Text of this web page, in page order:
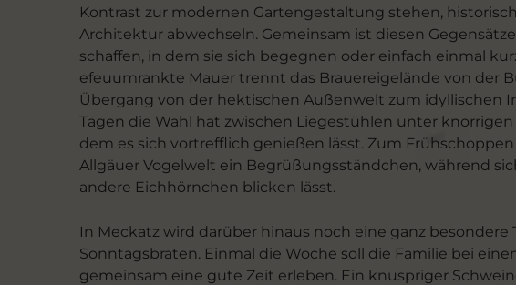
Kontrast zur modernen Gartengestaltung stehen,
Architektur abwechseln. Gemeinsam ist diesen
schaffen, in dem sie sich begegnen oder einfach einmal
efeuumrankte Mauer trennt das Brauereigelände von der
Übergang von der hektischen Außenwelt zum idyllischen
Tagen die Wahl hat zwischen Liegestühlen unter
dem es sich vortrefflich genießen lässt. Zum
Allgäuer Vogelwelt ein Begrüßungsständchen, während
andere Eichhörnchen blicken lässt.
In Meckatz wird darüber hinaus noch eine ganz besondere
Sonntagsbraten. Einmal die Woche soll die Familie bei
gemeinsam eine gute Zeit erleben. Ein knuspriger